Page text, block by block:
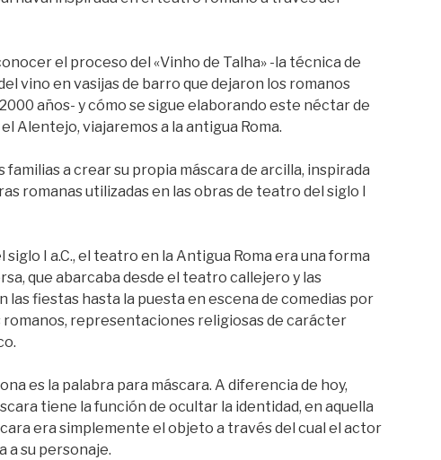
el proceso del «Vinho de Talha» -la técnica de
vino en vasijas de barro que dejaron los romanos
años- y cómo se sigue elaborando este néctar de
el Alentejo, viajaremos a la antigua Roma.
familias a crear su propia máscara de arcilla, inspirada
romanas utilizadas en las obras de teatro del siglo I
I a.C., el teatro en la Antigua Roma era una forma
que abarcaba desde el teatro callejero y las
las fiestas hasta la puesta en escena de comedias por
representaciones religiosas de carácter
es la palabra para máscara. A diferencia de hoy,
tiene la función de ocultar la identidad, en aquella
era simplemente el objeto a través del cual el actor
a su personaje.